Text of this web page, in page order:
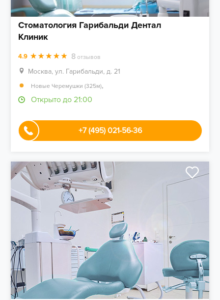
Стоматология Гарибальди Дентал
Клиник
4.9 8 отзывов
Москва, ул. Гарибальди, д. 21
Новые Черемушки (325м),
Открыто до 21:00
+7 (495) 021-56-36